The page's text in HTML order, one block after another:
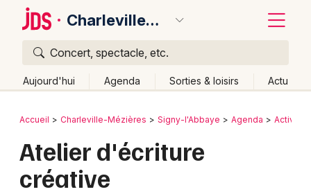
Charleville-Mézières
Concert, spectacle, etc.
Aujourd'hui Agenda Sorties & loisirs Actu
Publier un événement
Bordeaux
Colmar
Retour
Accueil Charleville-Mézières Signy-l'Abbaye Agenda Activité
Atelier d'écriture
créative
Quoi ?
Où ?
Champagne-Ardenne
Partout
Près de moi
Changer de lieu